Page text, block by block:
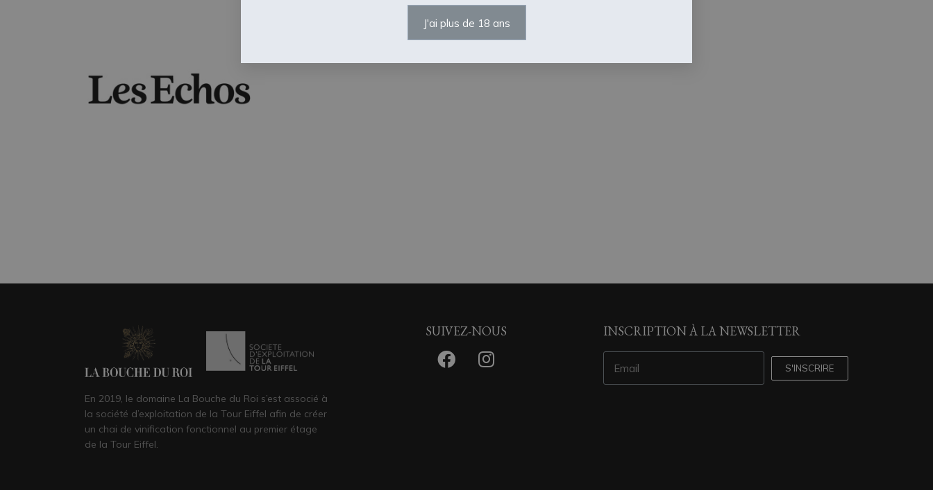
En 2019, le domaine La Bouche du Roi s’est associé à
la société d’exploitation de la Tour Eiffel afin de créer
un chai de vinification fonctionnel au premier étage
de la Tour Eiffel.
SUIVEZ-NOUS INSCRIPTION À LA NEWSLETTER
S'INSCRIRE
J'ai plus de 18 ans